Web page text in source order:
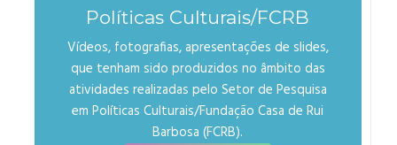
Políticas Culturais/FCRB
Vídeos, fotografias, apresentações de slides,
que tenham sido produzidos no âmbito das
atividades realizadas pelo Setor de Pesquisa
em Políticas Culturais/Fundação Casa de Rui
Barbosa (FCRB).